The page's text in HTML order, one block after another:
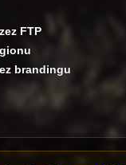
FTP
brandingu